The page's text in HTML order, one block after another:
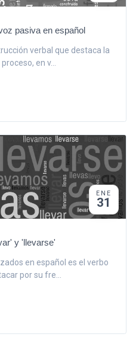
pasiva en español
verbal que destaca la
en v...
ENE
31
y 'llevarse'
en español es el verbo
por su fre...